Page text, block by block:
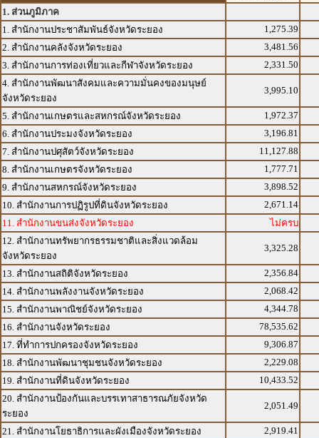
1. ส่วนภูมิภาค
1. สำนักงานประชาสัมพันธ์จังหวัดระยอง
1,275.39
2. สำนักงานคลังจังหวัดระยอง
3,481.56
3. สำนักงานการท่องเที่ยวและกีฬาจังหวัดระยอง
2,331.50
4. สำนักงานพัฒนาสังคมและความมั่นคงของมนุษย์
จังหวัดระยอง
3,995.10
5. สำนักงานเกษตรและสหกรณ์จังหวัดระยอง
1,972.37
6. สำนักงานประมงจังหวัดระยอง
3,196.81
7. สำนักงานปศุสัตว์จังหวัดระยอง
11,127.88
8. สำนักงานเกษตรจังหวัดระยอง
1,777.71
9. สำนักงานสหกรณ์จังหวัดระยอง
3,898.52
10. สำนักงานการปฏิรูปที่ดินจังหวัดระยอง
2,671.14
11. สำนักงานขนส่งจังหวัดระยอง
ไม่ครบ
12. สำนักงานทรัพยากรธรรมชาติและสิ่งแวดล้อม
จังหวัดระยอง
3,325.28
13. สำนักงานสถิติจังหวัดระยอง
2,356.84
14. สำนักงานพลังงานจังหวัดระยอง
2,068.42
15. สำนักงานพาณิชย์จังหวัดระยอง
4,344.78
16. สำนักงานจังหวัดระยอง
78,535.62
17. ที่ทำการปกครองจังหวัดระยอง
9,306.87
18. สำนักงานพัฒนาชุมชนจังหวัดระยอง
2,229.08
19. สำนักงานที่ดินจังหวัดระยอง
10,433.52
20. สำนักงานป้องกันและบรรเทาสาธารณภัยจังหวัด
ระยอง
2,051.49
21. สำนักงานโยธาธิการและผังเมืองจังหวัดระยอง
2,919.41